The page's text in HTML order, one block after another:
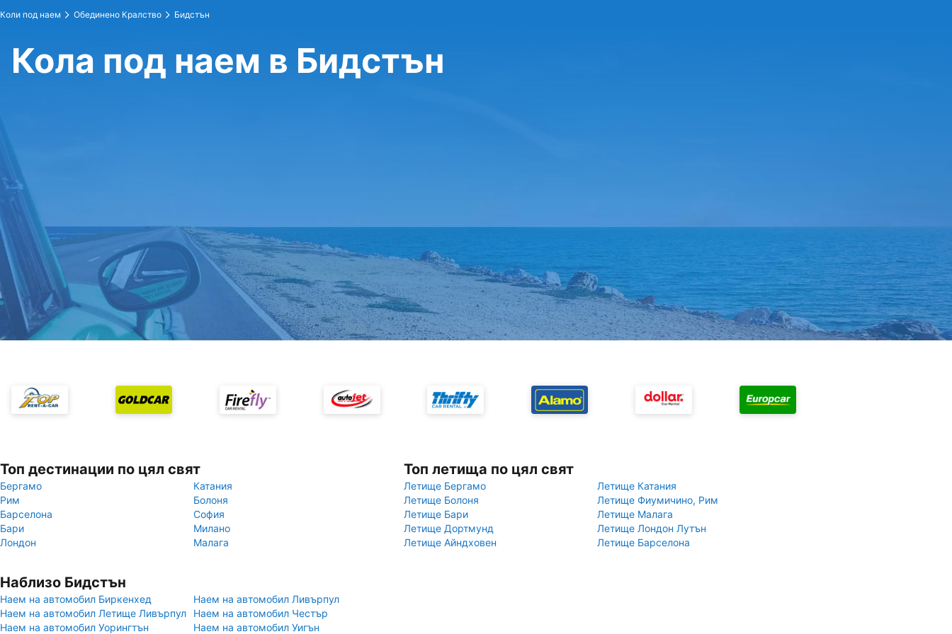
Коли под наем Обединено Кралство Бидстън
Кола под наем в Бидстън
Топ дестинации по цял свят
Бергамо
Катания
Рим
Болоня
Барселона
София
Бари
Милано
Лондон
Малага
Топ летища по цял свят
Летище Бергамо
Летище Катания
Летище Болоня
Летище Фиумичино, Рим
Летище Бари
Летище Малага
Летище Дортмунд
Летище Лондон Лутън
Летище Айндховен
Летище Барселона
Наблизо Бидстън
Наем на автомобил Биркенхед
Наем на автомобил Ливърпул
Наем на автомобил Летище Ливърпул
Наем на автомобил Честър
Наем на автомобил Уорингтън
Наем на автомобил Уигън